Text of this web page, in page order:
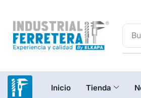
Inicio Tienda